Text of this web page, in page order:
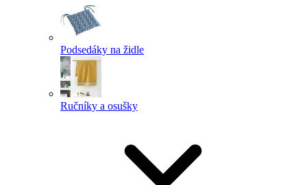
Podsedáky na židle
Ručníky a osušky